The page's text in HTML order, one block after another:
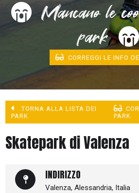
Mancano le
park
CORREGGI LE INFO
TORNA ALLA LISTA DEI
PARK
PARK
Skatepark di Valenza
INDIRIZZO
Valenza, Alessandria, Italia